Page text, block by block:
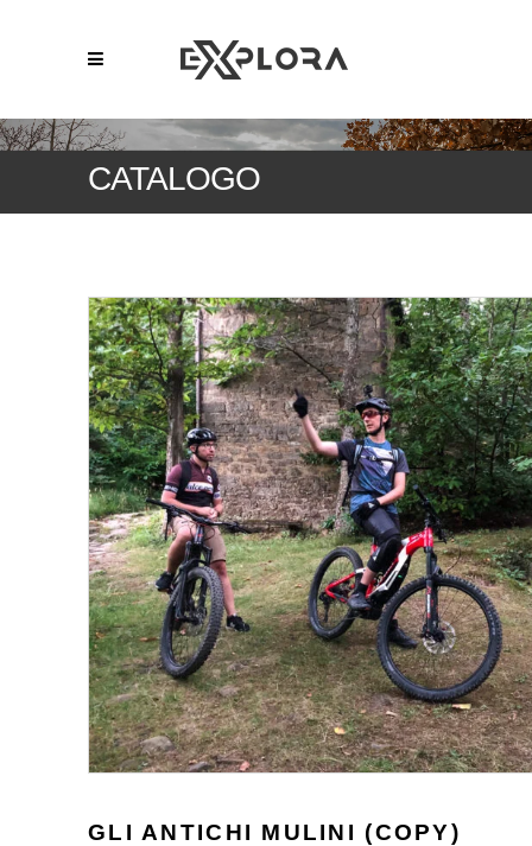
CATALOGO
GLI ANTICHI MULINI (COPY)